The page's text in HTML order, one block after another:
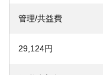
管理/共益費
29,124円